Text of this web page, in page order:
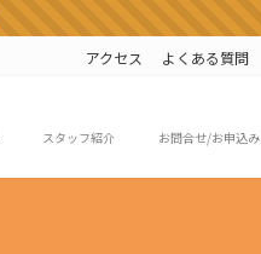
アクセス よくある質問
スタッフ紹介 お問合せ/お申込み